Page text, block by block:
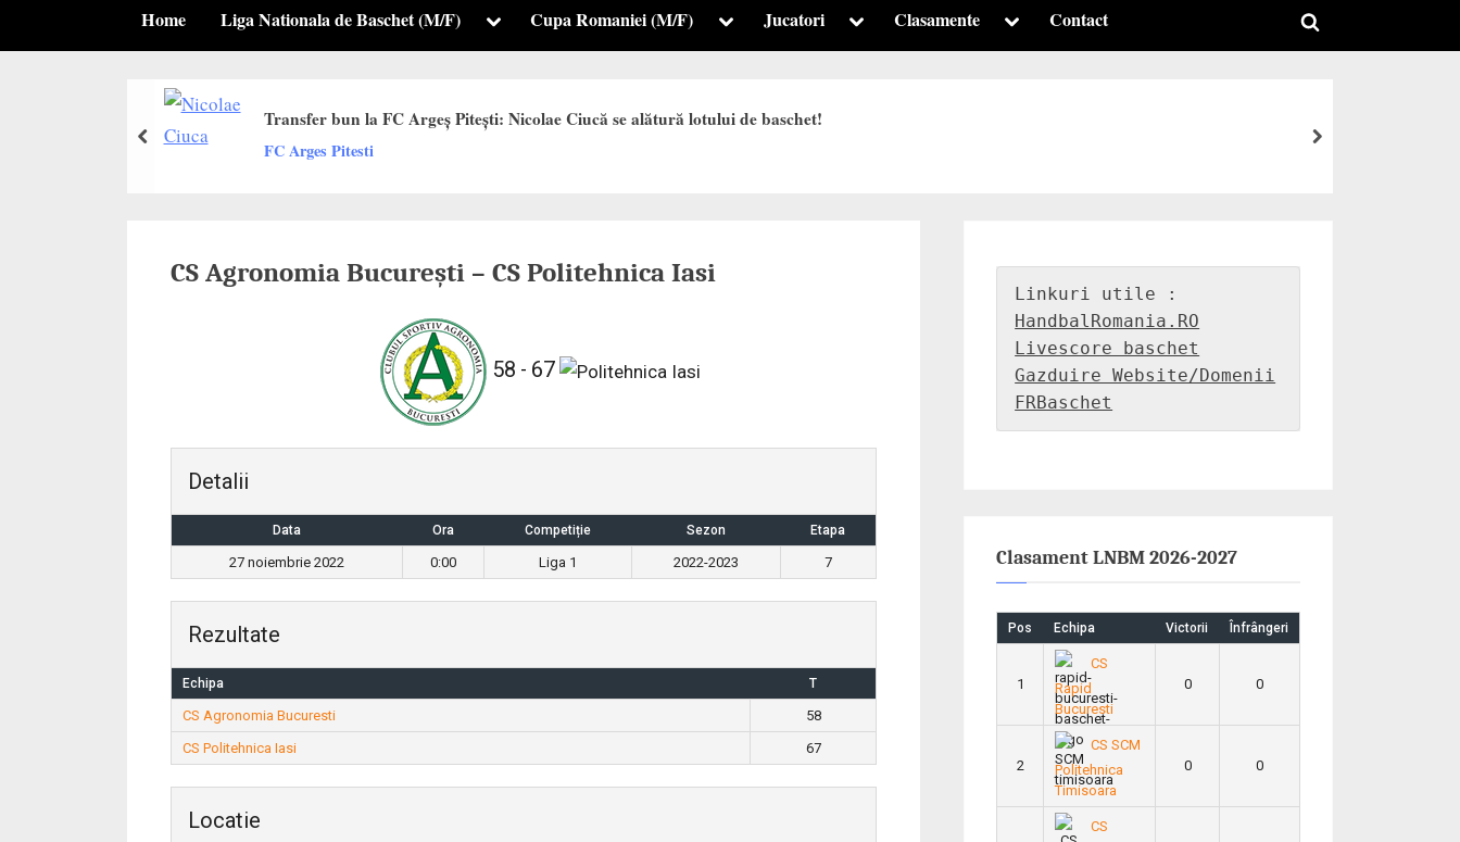
Home Liga Nationala de Baschet (M/F) Toggle
menu
Cupa Romaniei (M/F) Toggle
menu
Jucatori Toggle
menu
Clasamente Toggle
menu
Contact
Toggle
Transfer bun la FC Argeș Pitești: Nicolae Ciucă se alătură lotului de baschet!
FC Arges Pitesti
prev next
CS Agronomia București – CS Politehnica Iasi
58 - 67
Detalii
Data Ora Competiție Sezon Etapa
27 noiembrie 2022 0:00 Liga 1 2022-2023 7
Rezultate
Echipa T
CS Agronomia Bucuresti
58
CS Politehnica Iasi
67
Locatie
HandbalRomania.RO
Livescore baschet
Gazduire Website/Domenii
FRBaschet
Clasament LNBM 2026-2027
Pos Echipa Victorii Înfrângeri
1
CS
Rapid
Bucuresti
0 0
2
CS SCM
Politehnica
Timisoara
0 0
CS